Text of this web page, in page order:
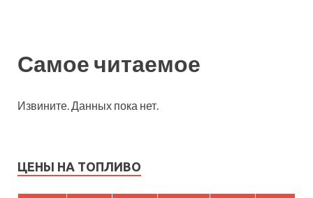
Самое читаемое
Извините. Данных пока нет.
ЦЕНЫ НА ТОПЛИВО